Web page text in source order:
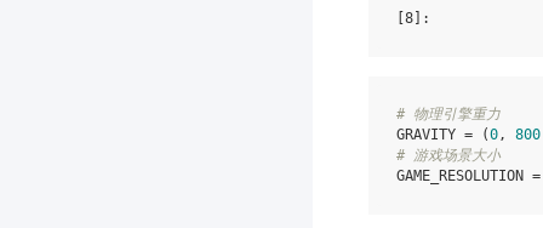
[8]
# 物理引擎重力
GRAVITY = (0, 800
# 游戏场景大小
GAME_RESOLUTION =